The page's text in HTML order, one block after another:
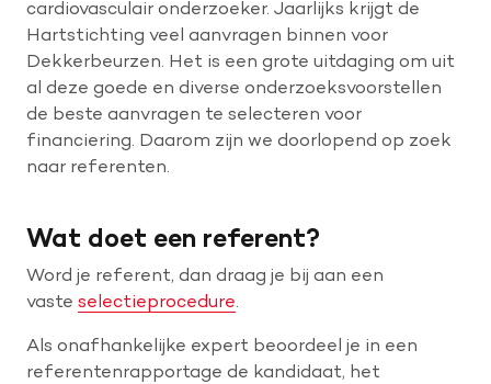
cardiovasculair onderzoeker. Jaarlijks krijgt de
Hartstichting veel aanvragen binnen voor
Dekkerbeurzen. Het is een grote uitdaging om uit
al deze goede en diverse onderzoeksvoorstellen
de beste aanvragen te selecteren voor
financiering. Daarom zijn we doorlopend op zoek
naar referenten.
Wat doet een referent?
Word je referent, dan draag je bij aan een
vaste selectieprocedure.
Als onafhankelijke expert beoordeel je in een
referentenrapportage de kandidaat, het